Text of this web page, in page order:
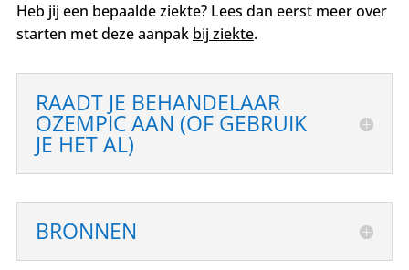
Heb jij een bepaalde ziekte? Lees dan eerst meer over
starten met deze aanpak bij ziekte.
RAADT JE BEHANDELAAR
OZEMPIC AAN (OF GEBRUIK
JE HET AL)
BRONNEN